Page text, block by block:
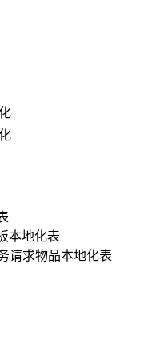
本地化表
请求物品本地化表